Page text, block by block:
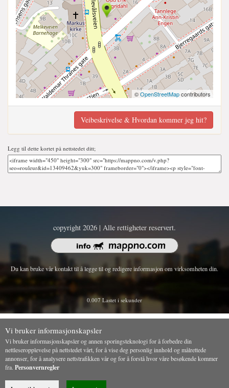
©OpenStreetMapcontributors
Veibeskrivelse & Hvordan kommer jeg hit?
Legg til dette kortet på nettstedet ditt;
copyright 2026 | Alle rettigheter reservert.
Du kan bruke vår kontakt til å legge til og redigere informasjon om virksomheten din.
0.007 Lastet i sekunder
Vi bruker informasjonskapsler
Vi bruker informasjonskapsler og annen sporingsteknologi for å forbedre din
nettleseropplevelse på nettstedet vårt, for å vise deg personlig innhold og målrettede
annonser, for å analysere nettstrafikken vår og for å forstå hvor våre besøkende kommer
fra. Personvernregler